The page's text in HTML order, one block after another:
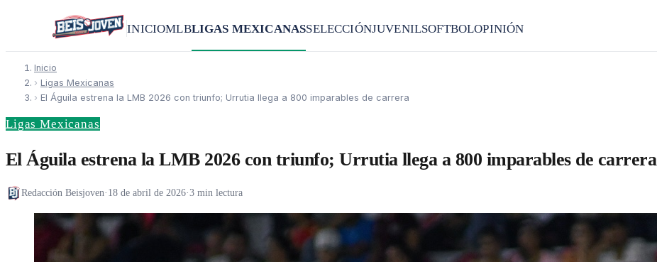
INICIOMLBLIGAS MEXICANASSELECCIÓNJUVENILSOFTBOLOPINIÓN
Inicio
› Ligas Mexicanas
› El Águila estrena la LMB 2026 con triunfo; Urrutia llega a 800 imparables de carrera
Ligas Mexicanas
El Águila estrena la LMB 2026 con triunfo; Urrutia llega a 800 imparables de carrera
Redacción Beisjoven· 18 de abril de 2026·3 min lectura